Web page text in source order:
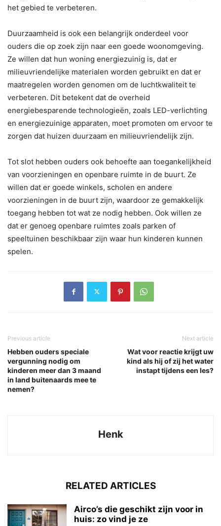
het gebied te verbeteren.
Duurzaamheid is ook een belangrijk onderdeel voor
ouders die op zoek zijn naar een goede woonomgeving.
Ze willen dat hun woning energiezuinig is, dat er
milieuvriendelijke materialen worden gebruikt en dat er
maatregelen worden genomen om de luchtkwaliteit te
verbeteren. Dit betekent dat de overheid
energiebesparende technologieën, zoals LED-verlichting
en energiezuinige apparaten, moet promoten om ervoor te
zorgen dat huizen duurzaam en milieuvriendelijk zijn.
Tot slot hebben ouders ook behoefte aan toegankelijkheid
van voorzieningen en openbare ruimte in de buurt. Ze
willen dat er goede winkels, scholen en andere
voorzieningen in de buurt zijn, waardoor ze gemakkelijk
toegang hebben tot wat ze nodig hebben. Ook willen ze
dat er genoeg openbare ruimtes zoals parken of
speeltuinen beschikbaar zijn waar hun kinderen kunnen
spelen.
Previous article
Hebben ouders speciale
vergunning nodig om
kinderen meer dan 3 maand
in land buitenaards mee te
nemen?
Next article
Wat voor reactie krijgt uw
kind als hij of zij het water
instapt tijdens een les?
Henk
RELATED ARTICLES
Airco’s die geschikt zijn voor in
huis: zo vind je ze